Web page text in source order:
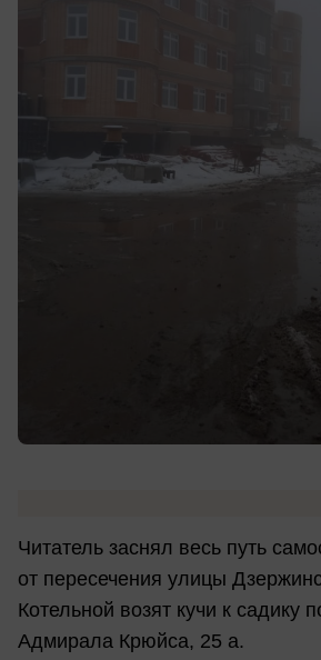
Читатель заснял весь путь
от пересечения улицы
Котельной возят кучи к садику
Адмирала Крюйса, 25 а.